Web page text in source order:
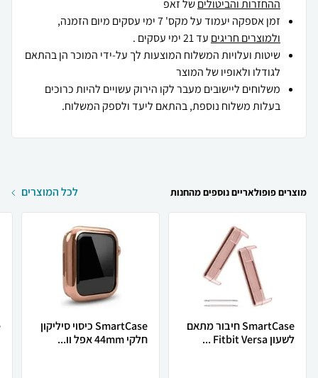
ההחזרות והביטוליםשל זאפ
זמן אספקה יעמוד על מקס' 7 ימי עסקים מיום הזמנה,
ולמוצרים חריגים עד 21 ימי עסקים .
שיטות ועלויות המשלוח המוצעות לך על-ידי המוכר הן בהתאם
לגודלו ולאופיו של המוצר
משלוחים ליישובים מעבר לקו הירוק עשויים להיות כרוכים
בעלות משלוח נוספת, בהתאם ליעד ולספק המשלוח.
מוצרים פופולאריים נוספים מהחנות לכל המוצרים
SmartCase חיבור מתאם
לשעון Fitbit Versa ...
SmartCase כיסוי סיליקון
חלקי 44mm אפל וו...